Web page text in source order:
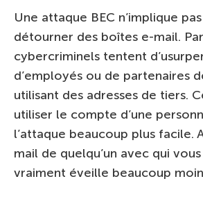
Une attaque BEC n’implique
détourner des boîtes e-mail.
cybercriminels tentent
d’employés ou de partenaires
utilisant des adresses de tiers.
utiliser le compte d’une
l’attaque beaucoup plus facile.
mail de quelqu’un avec qui
vraiment éveille beaucoup